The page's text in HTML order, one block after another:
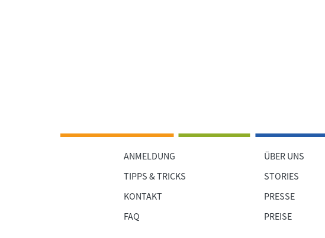
ANMELDUNG
TIPPS & TRICKS
KONTAKT
FAQ
ÜBER UNS
STORIES
PRESSE
PREISE